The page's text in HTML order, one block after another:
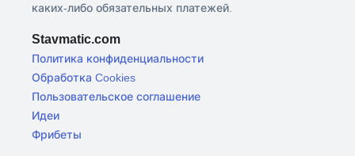
каких-либо обязательных платежей.
Stavmatic.com
Политика конфиденциальности
Обработка Cookies
Пользовательское соглашение
Идеи
Фрибеты